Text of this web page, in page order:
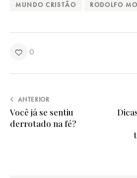
MUNDO CRISTÃO
RODOLFO
0
ANTERIOR
Você já se sentiu
derrotado na fé?